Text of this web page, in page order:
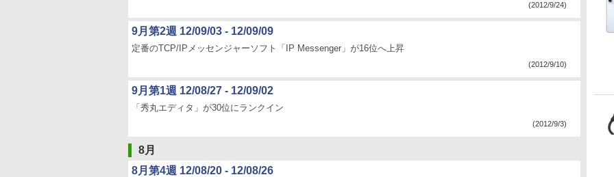
(2012/9/24)
9月第2週 12/09/03 - 12/09/09
定番のTCP/IPメッセンジャーソフト「IP Messenger」が16位へ上昇
(2012/9/10)
9月第1週 12/08/27 - 12/09/02
「秀丸エディタ」が30位にランクイン
(2012/9/3)
8月
8月第4週 12/08/20 - 12/08/26